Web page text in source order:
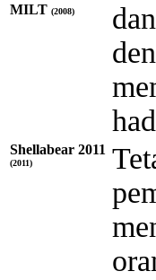
MILT (2008)
Shellabear 2011
(2011)